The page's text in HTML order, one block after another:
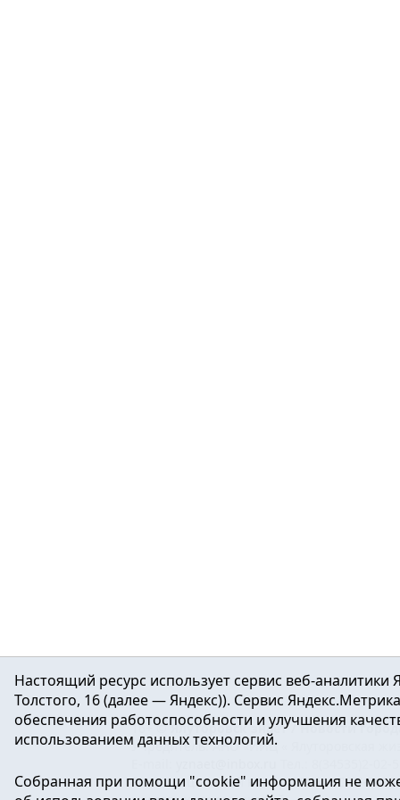
16+ ©Ялуторовск знает / Новости
Учредитель: АНО «ИИЦ « Ялуторовская
Регистрационный номер ЭЛ № ФС 77-
Настоящий ресурс использует сервис веб-
Толстого, 16 (далее — Яндекс)). Сервис
обеспечения работоспособности и улучшения
использованием данных технологий.
Собранная при помощи "cookie" информация не